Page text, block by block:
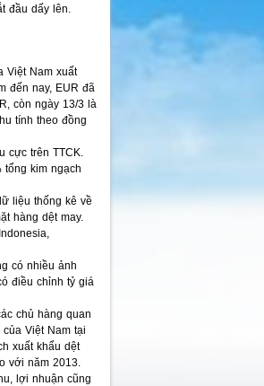
đầu dấy lên.
Việt Nam xuất
đến nay, EUR đã
còn ngày 13/3 là
tính theo đồng
cực trên TTCK.
tổng kim ngạch
liệu thống kê về
hàng dệt may.
có nhiều ảnh
điều chỉnh tỷ giá
chủ hàng quan
Việt Nam tại
xuất khẩu dệt
với năm 2013.
lợi nhuận cũng